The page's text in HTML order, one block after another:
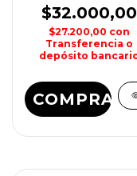
KUNNAN
$32.000,00
$27.200,00 con
Transferencia o
depósito
COMPRAR